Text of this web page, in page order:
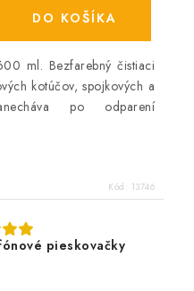
DO KOŠÍKA
ml. Bezfarebný čistiaci
kotúčov, spojkových a
po odparení
Kód: 13746
pieskovačky